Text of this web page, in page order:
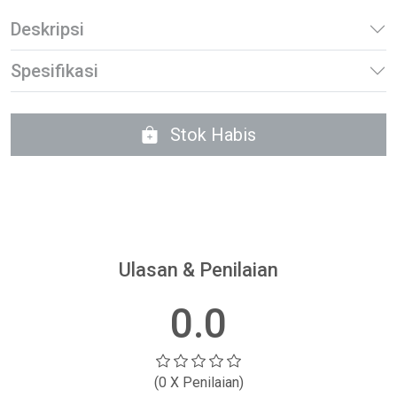
Deskripsi
Spesifikasi
Stok Habis
Ulasan & Penilaian
0.0
(0 X Penilaian)